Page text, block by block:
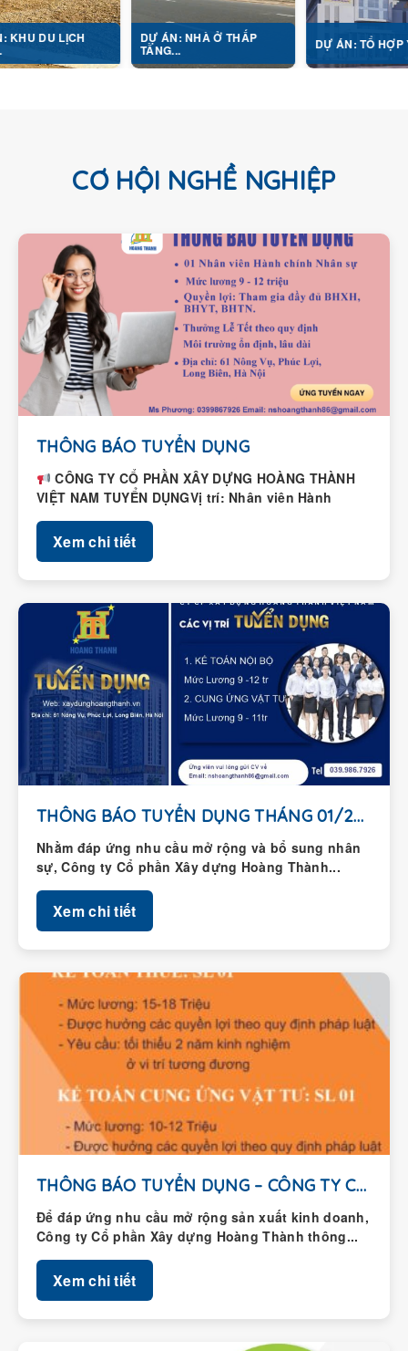
DỰ ÁN: NHÀ Ở THẤP
TẦNG... DỰ ÁN: TỔ HỢP Y TẾ...
CƠ HỘI NGHỀ NGHIỆP
THÔNG BÁO TUYỂN DỤNG
CÔNG TY CỔ PHẦN XÂY DỰNG HOÀNG THÀNH
VIỆT NAM TUYỂN DỤNGVị trí: Nhân viên Hành
chính – Nhân...
Xem chi tiết
THÔNG BÁO TUYỂN DỤNG THÁNG 01/2026
Nhằm đáp ứng nhu cầu mở rộng và bổ sung nhân
sự, Công ty Cổ phần Xây dựng Hoàng Thành...
Xem chi tiết
THÔNG BÁO TUYỂN DỤNG – CÔNG TY CỔ...
Để đáp ứng nhu cầu mở rộng sản xuất kinh doanh,
Công ty Cổ phần Xây dựng Hoàng Thành thông...
Xem chi tiết